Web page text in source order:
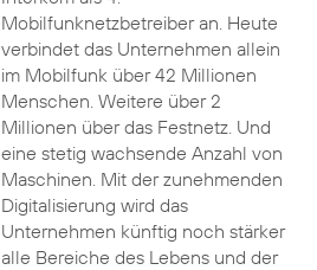
Mobilfunknetzbetreiber an. Heute
verbindet das Unternehmen allein
im Mobilfunk über 42 Millionen
Menschen. Weitere über 2
Millionen über das Festnetz. Und
eine stetig wachsende Anzahl von
Maschinen. Mit der zunehmenden
Digitalisierung wird das
Unternehmen künftig noch stärker
alle Bereiche des Lebens und der